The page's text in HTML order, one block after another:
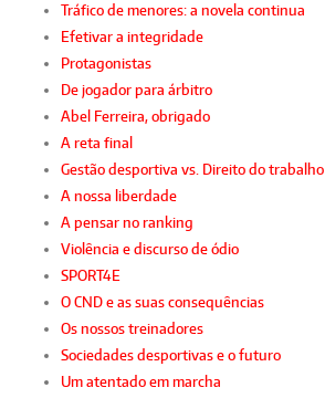
Tráfico de menores: a novela continua
Efetivar a integridade
Protagonistas
De jogador para árbitro
Abel Ferreira, obrigado
A reta final
Gestão desportiva vs. Direito do trabalho
A nossa liberdade
A pensar no ranking
Violência e discurso de ódio
SPORT4E
O CND e as suas consequências
Os nossos treinadores
Sociedades desportivas e o futuro
Um atentado em marcha